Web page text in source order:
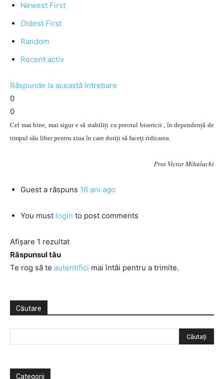
Newest First
Oldest First
Random
Recent activ
Răspunde la această întrebare
0
0
Cel mai bine, mai sigur e să stabiliți cu preotul bisericii , în dependență de
timpul său liber pentru ziua în care doriți să faceți ridicarea.
Prot Victor Mihalachi
Guest a răspuns 16 ani ago
You must login to post comments
Afișare 1 rezultat
Răspunsul tău
Te rog să te autentifici mai întâi pentru a trimite.
Căutare
Categorii